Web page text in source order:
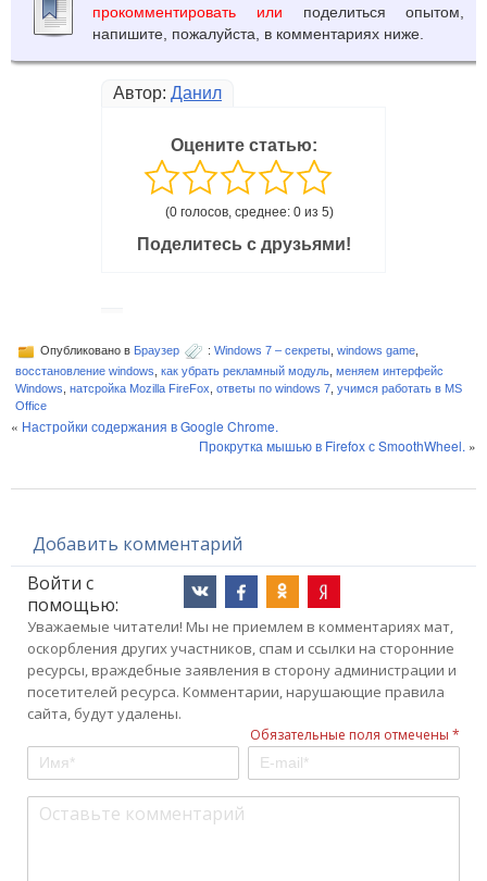
прокомментировать или поделиться опытом,
напишите, пожалуйста, в комментариях ниже.
Автор: Данил
Оцените статью:
(0 голосов, среднее: 0 из 5)
Поделитесь с друзьями!
Опубликовано в Браузер : Windows 7 – секреты windows game
восстановление windows как убрать рекламный модуль меняем интерфейс
Windows натсройка Mozilla FireFox ответы по windows 7 учимся работать в MS
Office
« Настройки содержания в Google Chrome.
Прокрутка мышью в Firefox с SmoothWheel. »
Добавить комментарий
Войти с
помощью:
Уважаемые читатели! Мы не приемлем в комментариях мат,
оскорбления других участников, спам и ссылки на сторонние
ресурсы, враждебные заявления в сторону администрации и
посетителей ресурса. Комментарии, нарушающие правила
сайта, будут удалены.
Обязательные поля отмечены *